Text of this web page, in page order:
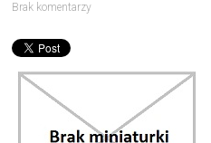
Brak komentarzy